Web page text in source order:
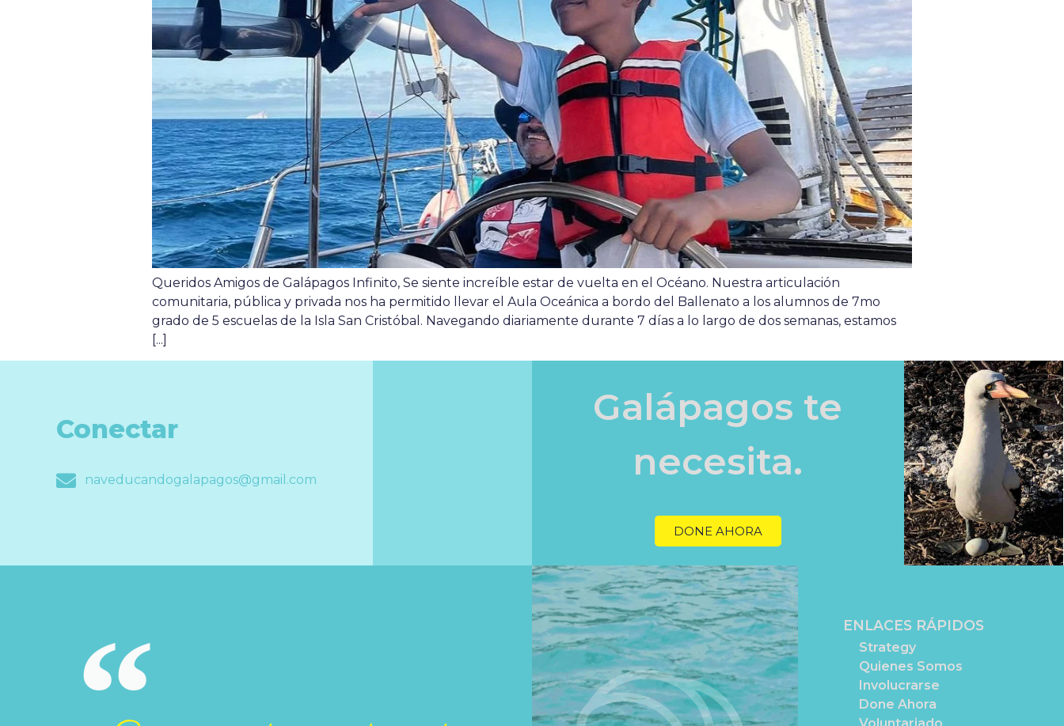
Queridos Amigos de Galápagos Infinito, Se siente increíble estar de vuelta en el Océano. Nuestra articulación
comunitaria, pública y privada nos ha permitido llevar el Aula Oceánica a bordo del Ballenato a los alumnos de 7mo
grado de 5 escuelas de la Isla San Cristóbal. Navegando diariamente durante 7 días a lo largo de dos semanas, estamos
[...]
Conectar
naveducandogalapagos@gmail.com
Galápagos te
necesita.
DONE AHORA
ENLACES RÁPIDOS
Strategy
Quienes Somos
Involucrarse
Done Ahora